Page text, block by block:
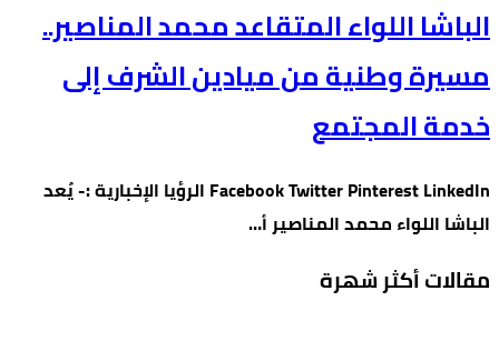
الباشا اللواء المتقاعد محمد المناصير..
مسيرة وطنية من ميادين الشرف إلى
خدمة المجتمع
Facebook Twitter Pinterest LinkedIn الرؤيا الإخبارية :- يُعد
الباشا اللواء محمد المناصير أ…
مقالات أكثر شهرة